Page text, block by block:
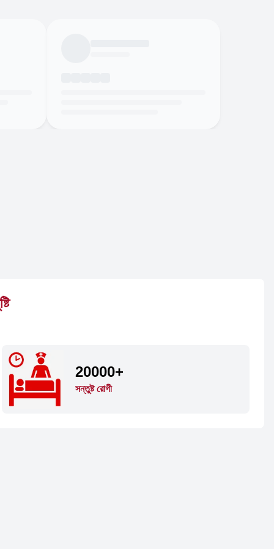
20000+
সন্তুষ্ট রোগী